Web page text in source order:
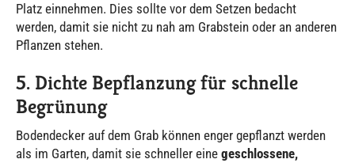
Platz einnehmen. Dies sollte vor dem Setzen bedacht
werden, damit sie nicht zu nah am Grabstein oder an anderen
Pflanzen stehen.
5. Dichte Bepflanzung für schnelle
Begrünung
Bodendecker auf dem Grab können enger gepflanzt werden
als im Garten, damit sie schneller eine geschlossene,